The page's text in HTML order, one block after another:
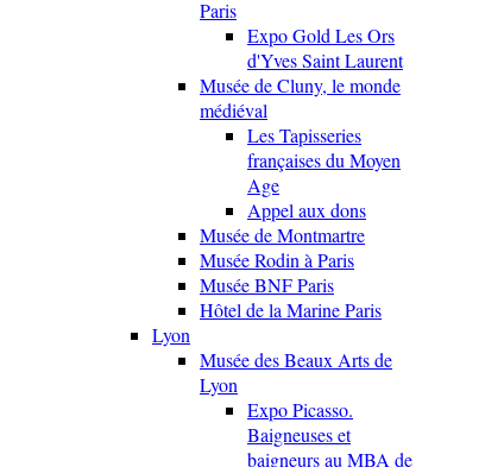
Paris
Expo Gold Les Ors
d'Yves Saint Laurent
Musée de Cluny, le monde
médiéval
Les Tapisseries
françaises du Moyen
Age
Appel aux dons
Musée de Montmartre
Musée Rodin à Paris
Musée BNF Paris
Hôtel de la Marine Paris
Lyon
Musée des Beaux Arts de
Lyon
Expo Picasso.
Baigneuses et
baigneurs au MBA de